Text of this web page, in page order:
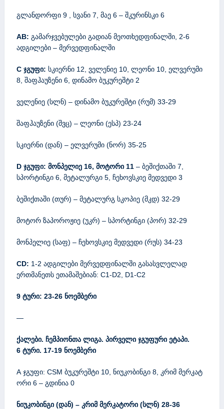
გლანდორფი 9 , სვანი 7, მაე 6 – შკურინსკი 6
AB: გამარჯვებულები გადიან მეოთხედფინალში, 2-6
ადგილები – მერვედფინალში
C ჯგუფი: სკიერნი 12, ველენიე 10, ლეონი 10, ელვერუმი
8, შაფჰაუზენი 6, დინამო ბუკურეშტი 2
ველენიე (სლნ) – დინამო ბუკურეშტი (რუმ) 33-29
შაფჰაუზენი (შვც) – ლეონი (ესპ) 23-24
სკიერნი (დან) – ელვერუმი (ნორ) 35-25
D ჯგუფი: მონპელიე 16, მოტორი 11 – ბეშიქთაში 7,
სპორტინგი 6, მეტალურგი 5, ჩეხოვსკიე მედვედი 3
ბეშიქთაში (თურ) – მეტალურგ სკოპიე (მკდ) 32-29
მოტორ ზაპოროჟიე (უკრ) – სპორტინგი (პორ) 32-29
მონპელიე (საფ) – ჩეხოვსკიე მედვედი (რუს) 34-23
CD: 1-2 ადგილები მერვედფინალში გასასვლელად
ერთმანეთს ეთამაშებიან: C1-D2, D1-C2
9 ტური: 23-26 ნოემბერი
—
ქალები. ჩემპიონთა ლიგა. პირველი ჯგუფური ეტაპი.
6 ტური. 17-19 ნოემბერი
A ჯგუფი: CSM ბუკურეშტი 10, ნიუკობინგი 8, კრიმ მერკატ
ორი 6 – გდინია 0
ნიუკობინგი (დან) – კრიმ მერკატორი (სლნ) 28-36